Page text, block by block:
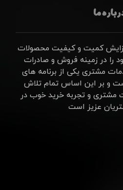
ما
کمیت و کیفیت محصولات
را در زمینه فروش و صادرات
مشتری یکی از برنامه های
و بر این اساس تمام تلاش
مشتری و تجربه خرید خوب در
عزیز است